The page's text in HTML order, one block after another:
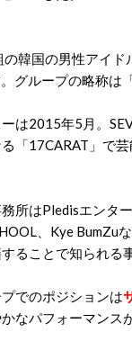
韓国の男性アイド
グループの略称は
は2015年5月。
「17CARAT」で
所はPledisエンタ
、Kye BumZu
ることで知られる
でのポジションは
なパフォーマンス